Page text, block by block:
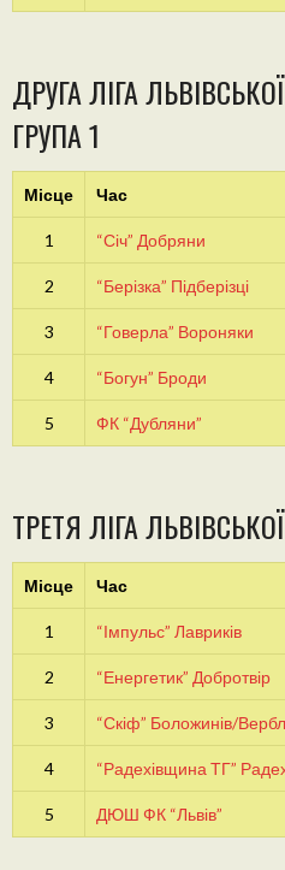
ДРУГА ЛІГА
ГРУПА 1
Місце Час
1 “Січ” Добряни
2 “Берізка” Підберізці
3 “Говерла” Вороняки
4 “Богун” Броди
5 ФК “Дубляни”
ТРЕТЯ ЛІГА
Місце Час
1 “Імпульс” Лавриків
2 “Енергетик” Добротвір
3 “Скіф” Боложинів/
4 “Радехівщина ТГ”
5 ДЮШ ФК “Львів”